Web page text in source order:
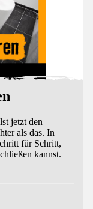
jetzt den
als das. In
für Schritt,
kannst.